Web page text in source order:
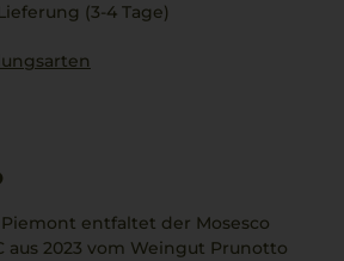
(3-4 Tage)
entfaltet der Mosesco
aus 2023 vom Weingut Prunotto